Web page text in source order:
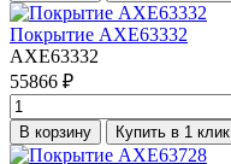
Покрытие AXE63332
AXE63332
55866 ₽
В корзину Купить в 1 клик